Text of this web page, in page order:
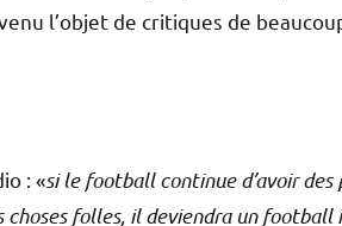
l’objet de critiques de
: «si le football continue d’avoir
folles, il deviendra un football